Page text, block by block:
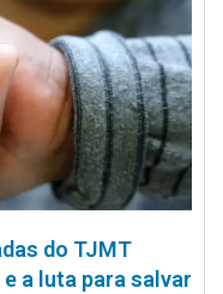
do TJMT
a luta para salvar